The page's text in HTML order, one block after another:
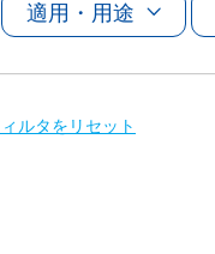
適用・用途
ルタをリセット